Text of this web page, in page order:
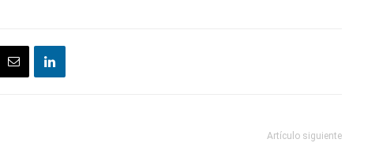
Artículo siguiente